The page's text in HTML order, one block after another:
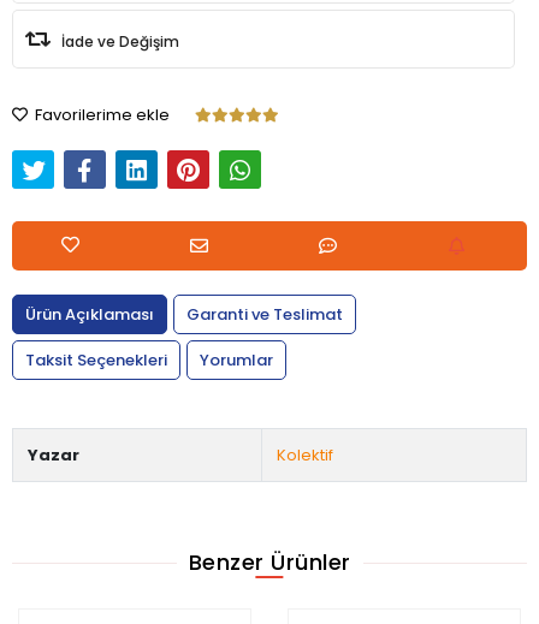
İade ve Değişim
Favorilerime ekle
Ürün Açıklaması
Garanti ve Teslimat
Taksit Seçenekleri
Yorumlar
Yazar Kolektif
Benzer Ürünler